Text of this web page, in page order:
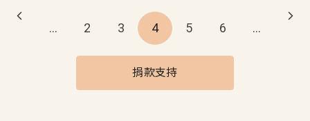
Pagination
… 2 3 4 5 6 …
捐款支持